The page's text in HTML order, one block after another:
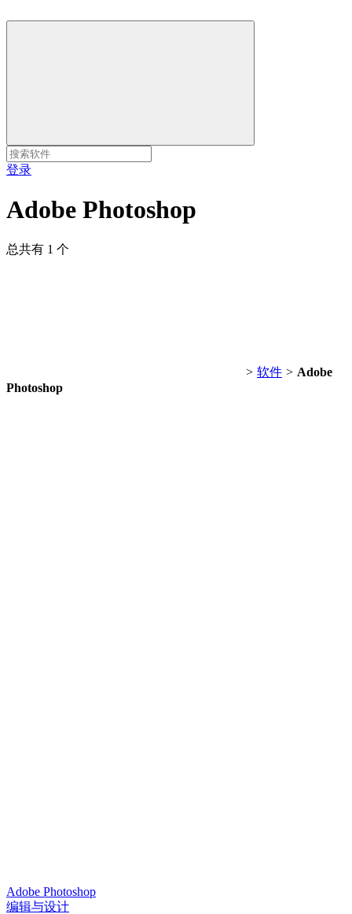
登录
Adobe Photoshop
总共有 1 个
> 软件 > Adobe
Photoshop
Adobe Photoshop
编辑与设计